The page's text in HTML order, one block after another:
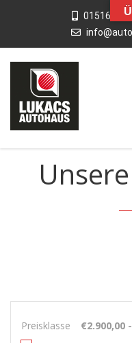
Preisklasse